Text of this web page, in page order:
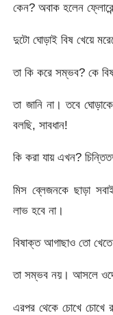
কেন? অবাক হলেন
দুটো ঘোড়াই বিষ খেয়ে
তা কি করে সম্ভব? কে
তা জানি না। তবে
বলছি, সাবধান!
কি করা যায় এখন?
মিস ব্লেজনকে ছাড়া
লাভ হবে না।
বিষাক্ত আগাছাও তো
তা সম্ভব নয়। আসলে ওদের
এরপর থেকে চোখে চোখে